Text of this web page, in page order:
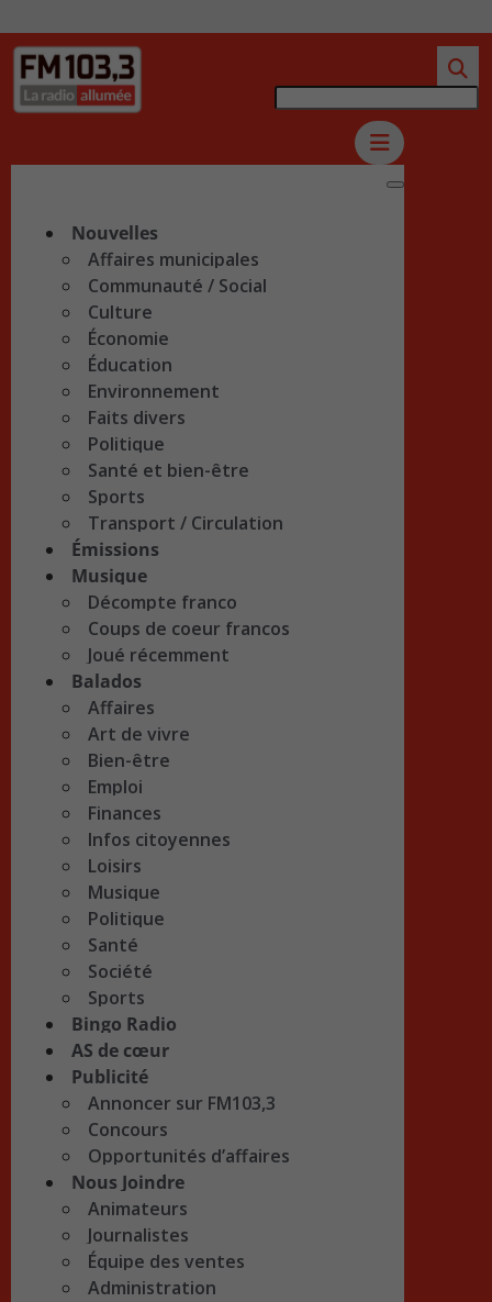
Nouvelles
Affaires municipales
Communauté / Social
Culture
Économie
Éducation
Environnement
Faits divers
Politique
Santé et bien-être
Sports
Transport / Circulation
Émissions
Musique
Décompte franco
Coups de coeur francos
Joué récemment
Balados
Affaires
Art de vivre
Bien-être
Emploi
Finances
Infos citoyennes
Loisirs
Musique
Politique
Santé
Société
Sports
Bingo Radio
AS de cœur
Publicité
Annoncer sur FM103,3
Concours
Opportunités d’affaires
Nous Joindre
Animateurs
Journalistes
Équipe des ventes
Administration